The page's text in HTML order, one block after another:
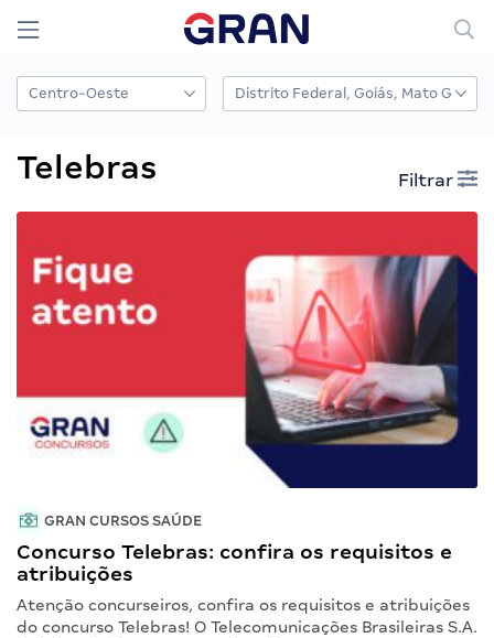
Telebras Filtrar
GRAN CURSOS SAÚDE
Concurso Telebras: confira os requisitos e
atribuições
Atenção concurseiros, confira os requisitos e atribuições
do concurso Telebras! O Telecomunicações Brasileiras S.A.